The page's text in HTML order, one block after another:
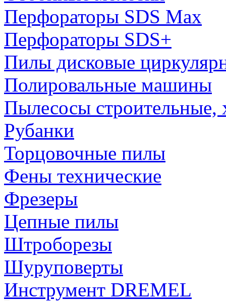
Перфораторы SDS Max
Перфораторы SDS+
Пилы дисковые
Полировальные машины
Пылесосы строительные,
Рубанки
Торцовочные пилы
Фены технические
Фрезеры
Цепные пилы
Штроборезы
Шуруповерты
Инструмент DREMEL